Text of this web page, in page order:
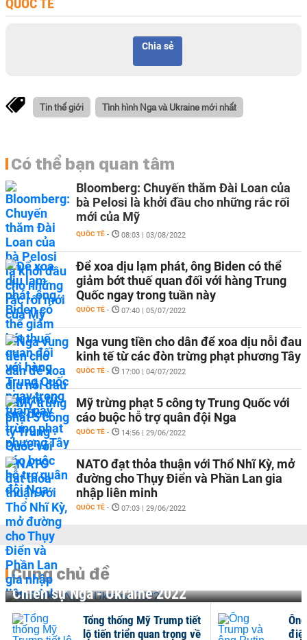
QUỐC TẾ
Chia sẻ
Tin thế giới Tình hình Nga và Ukraine mới nhất
Có thể bạn quan tâm
Bloomberg: Chuyến thăm Đài Loan của
bà Pelosi là khởi đầu cho những rắc rối
mới của Mỹ
QUỐC TẾ - 08:03 | 03/08/2022
Để xoa dịu lạm phát, ông Biden có thể
giảm bớt thuế quan đối với hàng Trung
Quốc ngay trong tuần này
QUỐC TẾ - 07:40 | 05/07/2022
Nga vung tiền cho dân để xoa dịu nỗi đau
kinh tế từ các đòn trừng phạt phương Tây
QUỐC TẾ - 17:00 | 04/07/2022
Mỹ trừng phạt 5 công ty Trung Quốc với
cáo buộc hỗ trợ quân đội Nga
QUỐC TẾ - 14:56 | 29/06/2022
NATO đạt thỏa thuận với Thổ Nhĩ Kỳ, mở
đường cho Thụy Điển và Phần Lan gia
nhập liên minh
QUỐC TẾ - 07:03 | 29/06/2022
Cùng chủ đề
Chiến sự Nga - Ukraine 2022
Tổng thống Mỹ Trump tiết
lộ tiến triển quan trọng về